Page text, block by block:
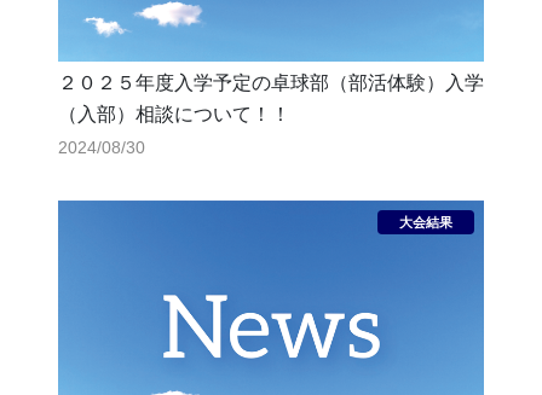
２０２５年度入学予定の卓球部（部活体験）入学
（入部）相談について！！
2024/08/30